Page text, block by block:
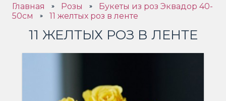
Главная » Розы »
Букеты из роз Эквадор 40-
50см
» 11 желтых роз в ленте
11 ЖЕЛТЫХ РОЗ В ЛЕНТЕ